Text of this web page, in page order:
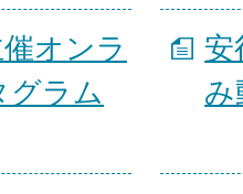
オンラ
グラム
安
み